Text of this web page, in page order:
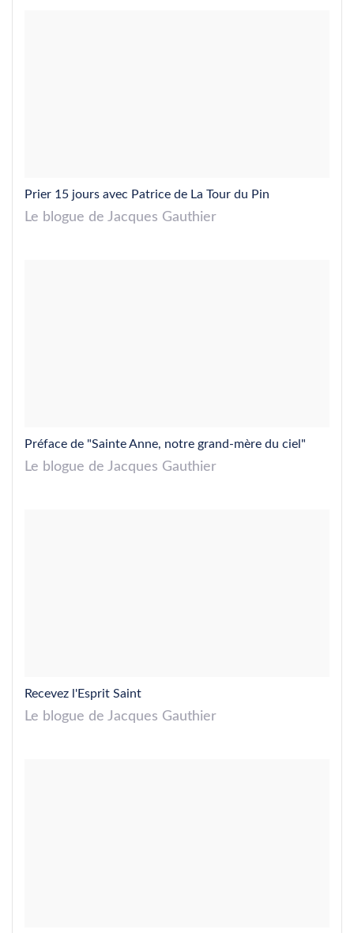
Prier 15 jours avec Patrice de La Tour du Pin
Le blogue de Jacques Gauthier
Préface de "Sainte Anne, notre grand-mère du ciel"
Le blogue de Jacques Gauthier
Recevez l'Esprit Saint
Le blogue de Jacques Gauthier